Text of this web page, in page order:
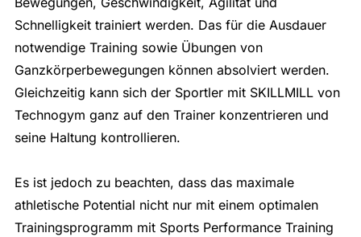
Schnelligkeit trainiert werden. Das für die Ausdauer
notwendige Training sowie Übungen von
Ganzkörperbewegungen können absolviert werden.
Gleichzeitig kann sich der Sportler mit SKILLMILL von
Technogym ganz auf den Trainer konzentrieren und
seine Haltung kontrollieren.
Es ist jedoch zu beachten, dass das maximale
athletische Potential nicht nur mit einem optimalen
Trainingsprogramm mit Sports Performance Training